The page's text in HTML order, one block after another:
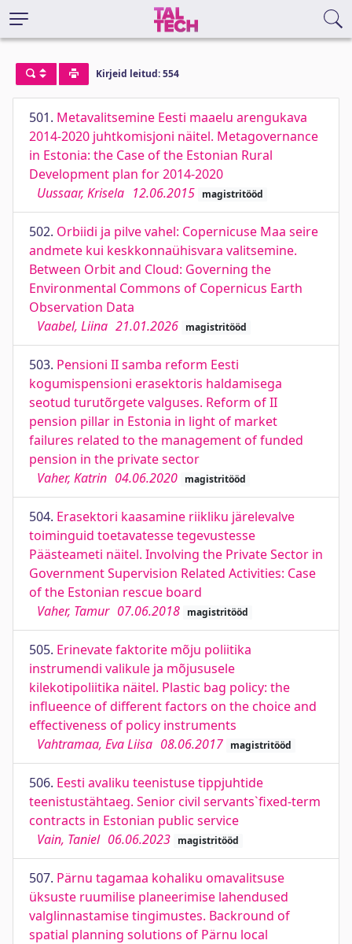
Kirjeid leitud: 554
501. Metavalitsemine Eesti maaelu arengukava
2014-2020 juhtkomisjoni näitel. Metagovernance
in Estonia: the Case of the Estonian Rural
Development plan for 2014-2020
Uussaar, Krisela 12.06.2015 magistritööd
502. Orbiidi ja pilve vahel: Copernicuse Maa seire
andmete kui keskkonnaühisvara valitsemine.
Between Orbit and Cloud: Governing the
Environmental Commons of Copernicus Earth
Observation Data
Vaabel, Liina 21.01.2026 magistritööd
503. Pensioni II samba reform Eesti
kogumispensioni erasektoris haldamisega
seotud turutõrgete valguses. Reform of II
pension pillar in Estonia in light of market
failures related to the management of funded
pension in the private sector
Vaher, Katrin 04.06.2020 magistritööd
504. Erasektori kaasamine riikliku järelevalve
toiminguid toetavatesse tegevustesse
Päästeameti näitel. Involving the Private Sector in
Government Supervision Related Activities: Case
of the Estonian rescue board
Vaher, Tamur 07.06.2018 magistritööd
505. Erinevate faktorite mõju poliitika
instrumendi valikule ja mõjususele
kilekotipoliitika näitel. Plastic bag policy: the
influeence of different factors on the choice and
effectiveness of policy instruments
Vahtramaa, Eva Liisa 08.06.2017 magistritööd
506. Eesti avaliku teenistuse tippjuhtide
teenistustähtaeg. Senior civil servants`fixed-term
contracts in Estonian public service
Vain, Taniel 06.06.2023 magistritööd
507. Pärnu tagamaa kohaliku omavalitsuse
üksuste ruumilise planeerimise lahendused
valglinnastamise tingimustes. Backround of
spatial planning solutions of Pärnu local